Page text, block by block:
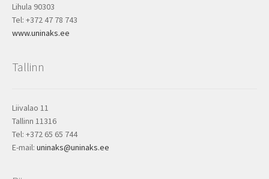
Lihula 90303
Tel: +372 47 78 743
www.uninaks.ee
Tallinn
Liivalao 11
Tallinn 11316
Tel: +372 65 65 744
E-mail: uninaks@uninaks.ee